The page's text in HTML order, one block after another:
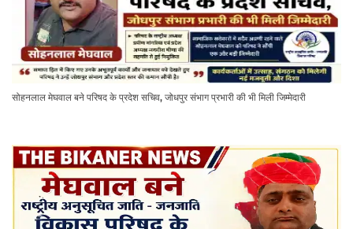
सोहनलाल मेघवाल बने परिषद के प्रदेश सचिव, जोधपुर संभाग प्रभारी की भी मिली जिम्मेदारी